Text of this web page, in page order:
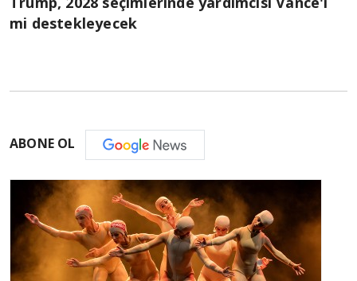
mi destekleyecek
ABONE OL